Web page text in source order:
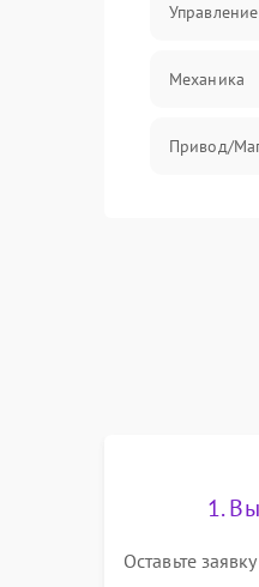
Управление
Механика
Привод/
1.
Оставьте